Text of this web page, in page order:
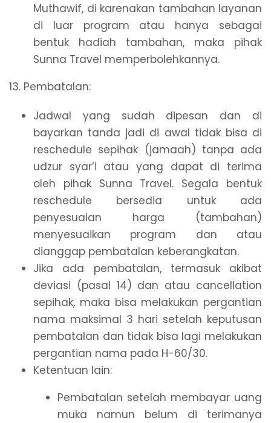
Muthawif, di karenakan tambahan layanan
di luar program atau hanya sebagai
bentuk hadiah tambahan, maka pihak
Sunna Travel memperbolehkannya.
13. Pembatalan:
Jadwal yang sudah dipesan dan di
bayarkan tanda jadi di awal tidak bisa di
reschedule sepihak (jamaah) tanpa ada
udzur syar’i atau yang dapat di terima
oleh pihak Sunna Travel. Segala bentuk
reschedule bersedia untuk ada
penyesuaian harga (tambahan)
menyesuaikan program dan atau
dianggap pembatalan keberangkatan.
Jika ada pembatalan, termasuk akibat
deviasi (pasal 14) dan atau cancellation
sepihak, maka bisa melakukan pergantian
nama maksimal 3 hari setelah keputusan
pembatalan dan tidak bisa lagi melakukan
pergantian nama pada H-60/30.
Ketentuan lain:
Pembatalan setelah membayar uang
muka namun belum di terimanya